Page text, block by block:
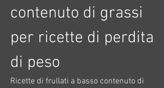
contenuto di grassi
per ricette di perdita
di peso
Ricette di frullati a basso contenuto di